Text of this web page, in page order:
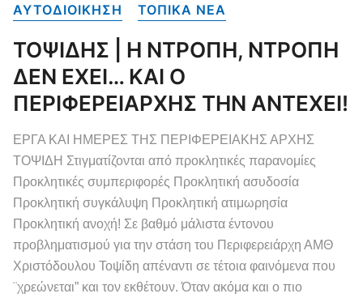
ΑΥΤΟΔΙΟΙΚΗΣΗ
ΤΟΠΙΚΑ NEA
ΤΟΨΙΔΗΣ | Η ΝΤΡΟΠΗ, ΝΤΡΟΠΗ
ΔΕΝ ΕΧΕΙ… ΚΑΙ Ο
ΠΕΡΙΦΕΡΕΙΑΡΧΗΣ ΤΗΝ ΑΝΤΕΧΕΙ!
ΕΡΓΑ ΚΑΙ ΗΜΕΡΕΣ ΤΗΣ ΠΕΡΙΦΕΡΕΙΑΚΗΣ ΑΡΧΗΣ
ΤΟΨΙΔΗ Στιγματίζονται από προκλητικές παρανομίες
Προκλητικές συμπεριφορές Προκλητική ασυδοσία
Προκλητική συγκάλυψη Προκλητική ατιμωρησία
Προκλητική ανοχή! Σε βαθμό μάλιστα έντονου
προβληματισμού για την στάση του Περιφερειάρχη ΑΜΘ
Χριστόδουλου Τοψίδη απέναντι σε τέτοια φαινόμενα που
¨χρεώνεται” και τον εκθέτουν. Όταν ακόμα και ο πιο